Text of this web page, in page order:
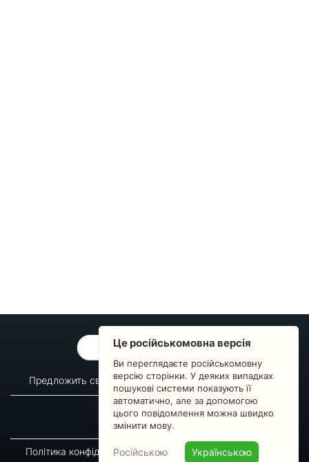
ОБРАТНАЯ СВЯЗЬ
Предложить свой вопрос Статистика изменений
О сервисе
Преподавателям
Новости
Пульс страны
Політика конфіденційності Угода підписника
Це російськомовна версія
Ви переглядаєте російськомовну
версію сторінки. У деяких випадках
пошукові системи показують її
автоматично, але за допомогою
цього повідомлення можна швидко
змінити мову.
Російською Українською